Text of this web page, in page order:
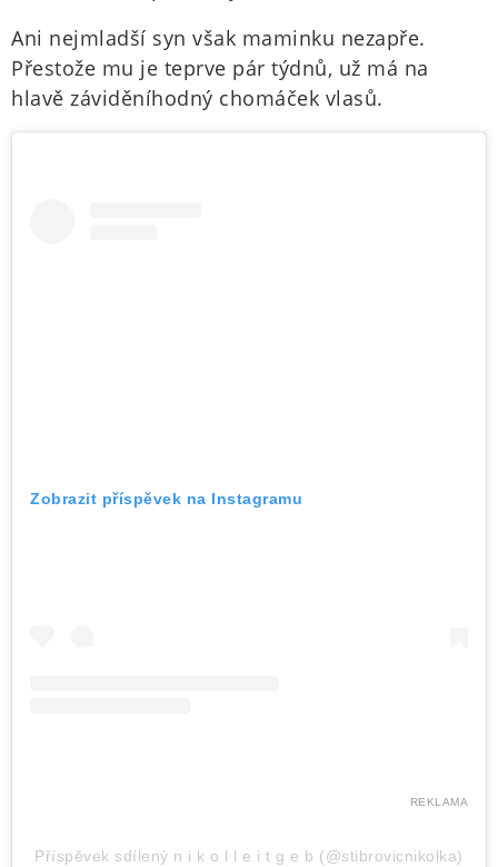
Ani nejmladší syn však maminku nezapře.
Přestože mu je teprve pár týdnů, už má na
hlavě záviděníhodný chomáček vlasů.
Zobrazit příspěvek na Instagramu
REKLAMA
Příspěvek sdílený n i k o l l e i t g e b (@stibrovicnikolka)